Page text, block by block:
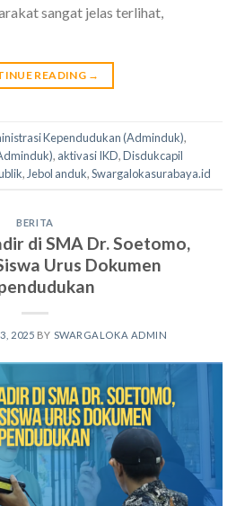
sangat jelas terlihat,
READING →
Kependudukan (Adminduk),
, aktivasi IKD,Disdukcapil
, Jebol anduk,Swargalokasurabaya.id
BERITA
di SMA Dr. Soetomo,
Urus Dokumen
2025 BY SWARGALOKA ADMIN